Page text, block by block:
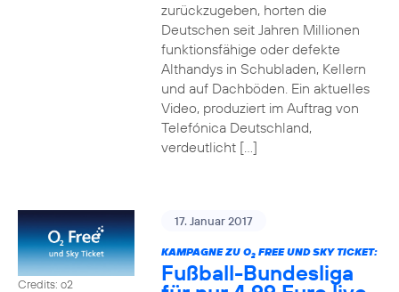
zurückzugeben, horten die
Deutschen seit Jahren Millionen
funktionsfähige oder defekte
Althandys in Schubladen, Kellern
und auf Dachböden. Ein aktuelles
Video, produziert im Auftrag von
Telefónica Deutschland,
verdeutlicht […]
Credits: o2
17. Januar 2017
KAMPAGNE ZU O2FREE UND SKY TICKET:
Fußball-Bundesliga